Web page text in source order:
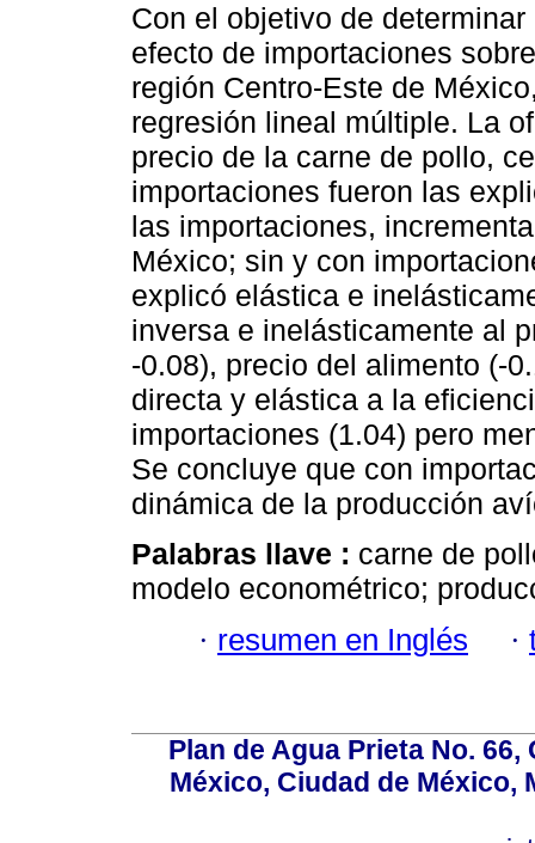
Con el objetivo de
efecto de importaciones
región Centro-Este de
regresión lineal múltiple. La
precio de la carne de pollo,
importaciones fueron las
las importaciones,
México; sin y con
explicó elástica e
inversa e inelásticamente al
-0.08), precio del alimento (-
directa y elástica a la
importaciones (1.04) pero
Se concluye que con
dinámica de la producción
Palabras llave : carne de
modelo econométrico;
· resumen en Inglés ·
Plan de Agua Prieta No.
México, Ciudad de México,